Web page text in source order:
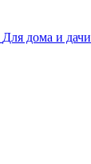
Для дома и дачи